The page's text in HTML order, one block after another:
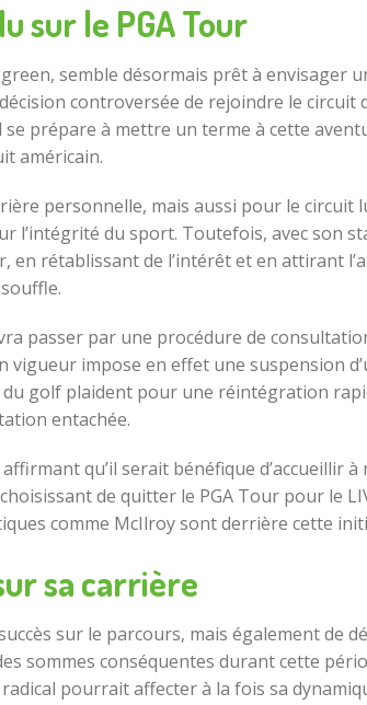
sur le PGA Tour
semble désormais prêt à envisager
controversée de rejoindre le circuit
prépare à mettre un terme à cette
américain.
personnelle, mais aussi pour le circuit
l’intégrité du sport. Toutefois, avec son
rétablissant de l’intérêt et en attirant
passer par une procédure de
impose en effet une suspension
golf plaident pour une réintégration
entachée.
qu’il serait bénéfique d’accueillir à
de quitter le PGA Tour pour le
comme McIlroy sont derrière cette
sa carrière
sur le parcours, mais également de
sommes conséquentes durant cette
pourrait affecter à la fois sa